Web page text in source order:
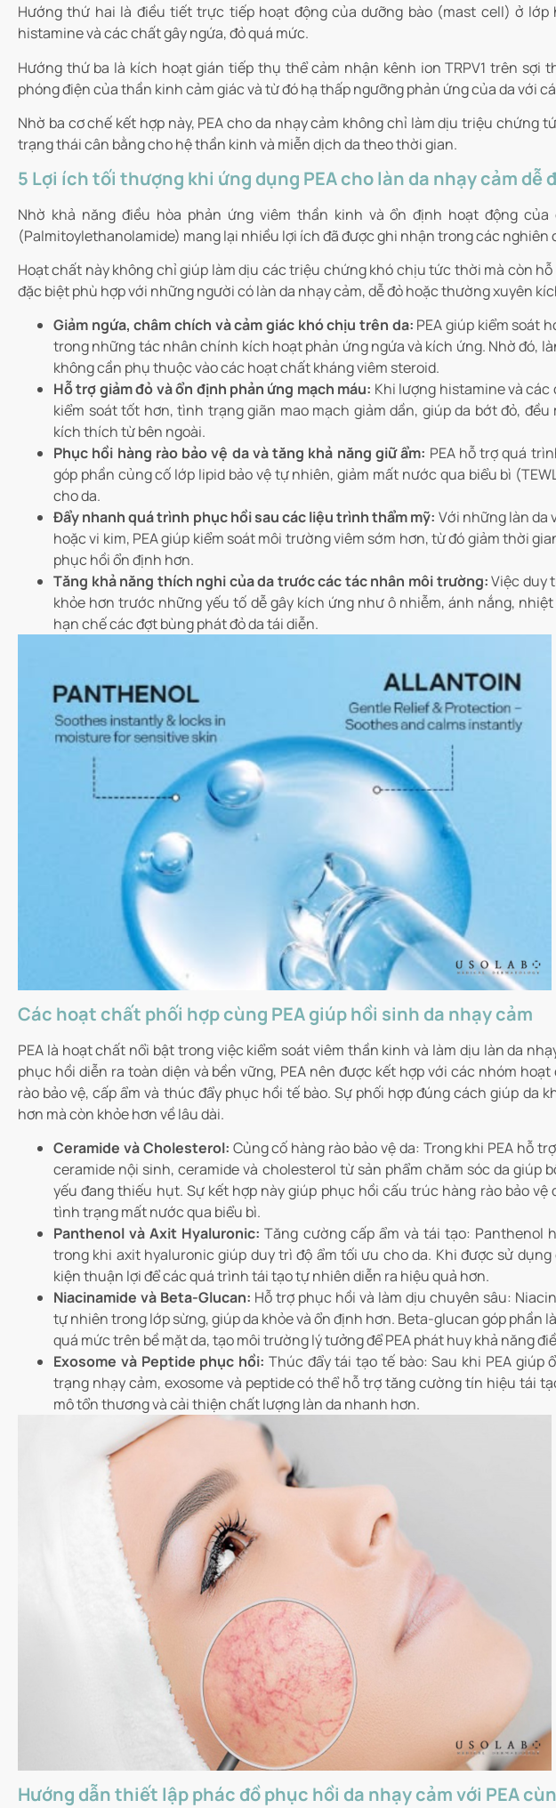
Hướng thứ hai là điều tiết trực tiếp hoạt động của dưỡng bào (mast cell) ở lớp
histamine và các chất gây ngứa, đỏ quá mức.
Hướng thứ ba là kích hoạt gián tiếp thụ thể cảm nhận kênh ion TRPV1 trên sợi
phóng điện của thần kinh cảm giác và từ đó hạ thấp ngưỡng phản ứng của da với
Nhờ ba cơ chế kết hợp này, PEA cho da nhạy cảm không chỉ làm dịu triệu chứng
trạng thái cân bằng cho hệ thần kinh và miễn dịch da theo thời gian.
5 Lợi ích tối thượng khi ứng dụng PEA cho làn da nhạy cảm dễ
Nhờ khả năng điều hòa phản ứng viêm thần kinh và ổn định hoạt động của
(Palmitoylethanolamide) mang lại nhiều lợi ích đã được ghi nhận trong các nghiên
Hoạt chất này không chỉ giúp làm dịu các triệu chứng khó chịu tức thời mà còn
đặc biệt phù hợp với những người có làn da nhạy cảm, dễ đỏ hoặc thường xuyên
Giảm ngứa, châm chích và cảm giác khó chịu trên da: PEA giúp kiểm soát
trong những tác nhân chính kích hoạt phản ứng ngứa và kích ứng. Nhờ đó,
không cần phụ thuộc vào các hoạt chất kháng viêm steroid.
Hỗ trợ giảm đỏ và ổn định phản ứng mạch máu: Khi lượng histamine và
kiểm soát tốt hơn, tình trạng giãn mao mạch giảm dần, giúp da bớt đỏ,
kích thích từ bên ngoài.
Phục hồi hàng rào bảo vệ da và tăng khả năng giữ ẩm: PEA hỗ trợ quá
góp phần củng cố lớp lipid bảo vệ tự nhiên, giảm mất nước qua biểu bì
cho da.
Đẩy nhanh quá trình phục hồi sau các liệu trình thẩm mỹ: Với những làn da
hoặc vi kim, PEA giúp kiểm soát môi trường viêm sớm hơn, từ đó giảm thời
phục hồi ổn định hơn.
Tăng khả năng thích nghi của da trước các tác nhân môi trường:Việc duy
khỏe hơn trước những yếu tố dễ gây kích ứng như ô nhiễm, ánh nắng,
hạn chế các đợt bùng phát đỏ da tái diễn.
Các hoạt chất phối hợp cùng PEA giúp hồi sinh da nhạy cảm
PEA là hoạt chất nổi bật trong việc kiểm soát viêm thần kinh và làm dịu làn da
phục hồi diễn ra toàn diện và bền vững, PEA nên được kết hợp với các nhóm
rào bảo vệ, cấp ẩm và thúc đẩy phục hồi tế bào. Sự phối hợp đúng cách giúp da
hơn mà còn khỏe hơn về lâu dài.
Ceramide và Cholesterol: Củng cố hàng rào bảo vệ da: Trong khi PEA hỗ
ceramide nội sinh, ceramide và cholesterol từ sản phẩm chăm sóc da giúp
yếu đang thiếu hụt. Sự kết hợp này giúp phục hồi cấu trúc hàng rào bảo vệ
tình trạng mất nước qua biểu bì.
Panthenol và Axit Hyaluronic: Tăng cường cấp ẩm và tái tạo: Panthenol
trong khi axit hyaluronic giúp duy trì độ ẩm tối ưu cho da. Khi được sử dụng
kiện thuận lợi để các quá trình tái tạo tự nhiên diễn ra hiệu quả hơn.
Niacinamide và Beta-Glucan: Hỗ trợ phục hồi và làm dịu chuyên sâu:
tự nhiên trong lớp sừng, giúp da khỏe và ổn định hơn. Beta-glucan góp phần
quá mức trên bề mặt da, tạo môi trường lý tưởng để PEA phát huy khả năng
Exosome và Peptide phục hồi: Thúc đẩy tái tạo tế bào: Sau khi PEA giúp
trạng nhạy cảm, exosome và peptide có thể hỗ trợ tăng cường tín hiệu tái
mô tổn thương và cải thiện chất lượng làn da nhanh hơn.
Hướng dẫn thiết lập phác đồ phục hồi da nhạy cảm với PEA